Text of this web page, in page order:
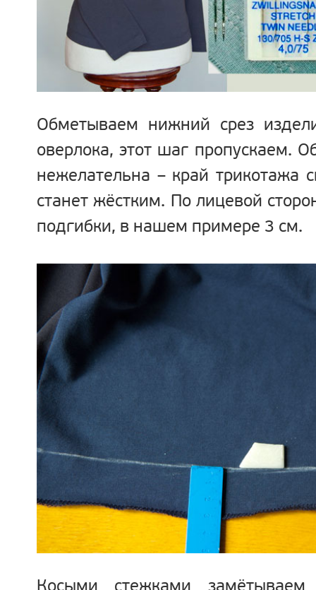
Обметываем нижний срез
оверлока, этот шаг пропускаем.
нежелательна – край трикотажа
станет жёстким. По лицевой
подгибки, в нашем примере 3 см.